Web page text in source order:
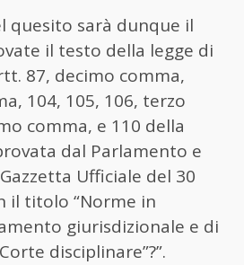
quesito sarà dunque il
il testo della legge di
87, decimo comma,
104, 105, 106, terzo
comma, e 110 della
dal Parlamento e
Ufficiale del 30
il titolo “Norme in
giurisdizionale e di
disciplinare”?”.